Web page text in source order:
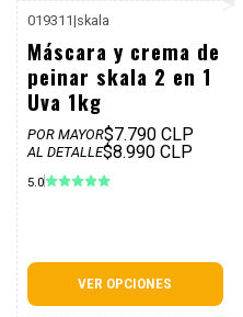
019311|skala
Máscara y crema de
peinar skala 2 en 1
Uva 1kg
POR MAYOR$7.790 CLP
AL DETALLE$8.990 CLP
5.0
VER OPCIONES